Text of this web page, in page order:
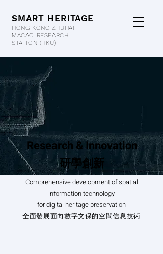
SMART HERITAGE
HONG KONG-ZHUHAI-
MACAO RESEARCH
STATION (HKU)
Research & Innovation
研學創新
Comprehensive development of spatial
information technology
for digital heritage preservation​
全面發展面向數字文保的空間信息技術